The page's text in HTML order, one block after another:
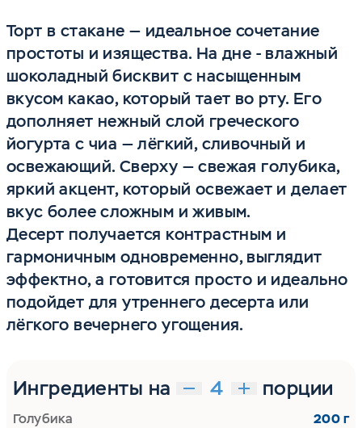
Торт в стакане — идеальное сочетание
простоты и изящества. На дне - влажный
шоколадный бисквит с насыщенным
вкусом какао, который тает во рту. Его
дополняет нежный слой греческого
йогурта с чиа — лёгкий, сливочный и
освежающий. Сверху — свежая голубика,
яркий акцент, который освежает и делает
вкус более сложным и живым.
Десерт получается контрастным и
гармоничным одновременно, выглядит
эффектно, а готовится просто и идеально
подойдет для утреннего десерта или
лёгкого вечернего угощения.
Ингредиенты на порции
Голубика 200 г